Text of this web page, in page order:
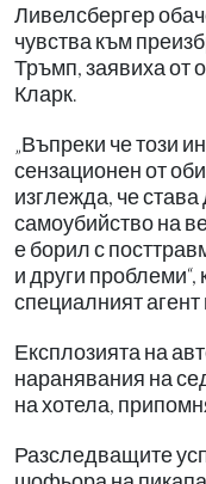
Ливелсбергер
чувства към
Тръмп, заявиха от
Кларк.
„Въпреки че този
сензационен от
изглежда, че става
самоубийство на
е борил с
и други
специалният
Експлозията на
наранявания на
на хотела,
Разследващите